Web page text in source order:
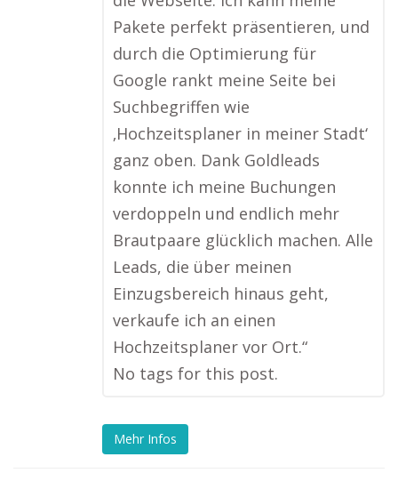
Pakete perfekt präsentieren, und
durch die Optimierung für
Google rankt meine Seite bei
Suchbegriffen wie
‚Hochzeitsplaner in meiner Stadt‘
ganz oben. Dank Goldleads
konnte ich meine Buchungen
verdoppeln und endlich mehr
Brautpaare glücklich machen. Alle
Leads, die über meinen
Einzugsbereich hinaus geht,
verkaufe ich an einen
Hochzeitsplaner vor Ort.“
No tags for this post.
Mehr Infos